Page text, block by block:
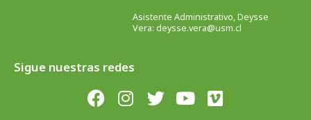
Asistente Administrativo, Deysse
Vera: deysse.vera@usm.cl
Sigue nuestras redes